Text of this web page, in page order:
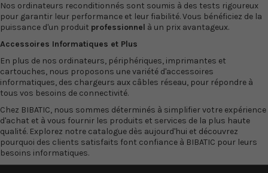
Nos ordinateurs reconditionnés sont soumis à des tests rigoureux
pour garantir leur performance et leur fiabilité. Vous bénéficiez de la
puissance d'un produit professionnel à un prix avantageux.
Accessoires Informatiques et Plus
En plus de nos ordinateurs, périphériques, imprimantes et
cartouches, nous proposons une variété d'accessoires
informatiques, des chargeurs aux câbles réseau, pour répondre à
tous vos besoins de connectivité.
Chez BIBATIC, nous sommes déterminés à simplifier votre expérience
d'achat et à vous fournir les produits et services de la plus haute
qualité. Explorez notre catalogue dès aujourd'hui et découvrez
pourquoi des clients satisfaits font confiance à BIBATIC pour leurs
besoins informatiques.